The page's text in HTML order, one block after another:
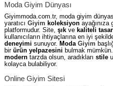
Moda Giyim Dünyası
Giyimmoda.com.tr, moda giyim
yaratıcı Giyim koleksiyon ayağınıza
platformudur. Site, şıkve kaliteli
kullanıcıların ihtiyaçlarına en iyi
deneyimi sunuyor. Moda Giyim
bir ürün yelpazesini bulmak
moderntarzda olsun, aradıkları stile
kolayca bulabiliyor.
Online Giyim Sitesi